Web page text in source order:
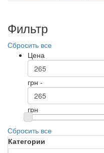
Фильтр
Сбросить все
Цена
грн -
грн
Сбросить все
Категории